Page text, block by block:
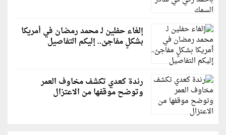
إلغاء حفلين لـ محمد رمضان في أمريكا
بشكلٍ مفاجئ.. إليكم التفاصيل
رندة كعدي تكشف مخاوف العمر
وتوضح موقفها من الاعتزال